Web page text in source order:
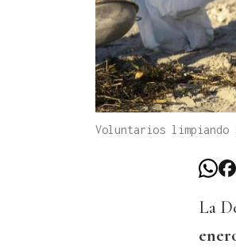
Voluntarios
La